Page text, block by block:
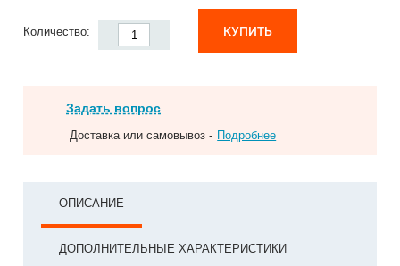
Количество: КУПИТЬ
Задать вопрос
Доставка или самовывоз - Подробнее
ОПИСАНИЕ
ДОПОЛНИТЕЛЬНЫЕ ХАРАКТЕРИСТИКИ